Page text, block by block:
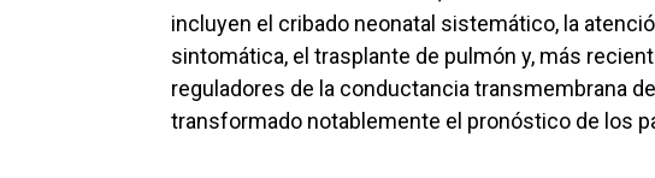
incluyen el cribado neonatal sistemático, la
sintomática, el trasplante de pulmón y, más
reguladores de la conductancia transmembrana
transformado notablemente el pronóstico de los